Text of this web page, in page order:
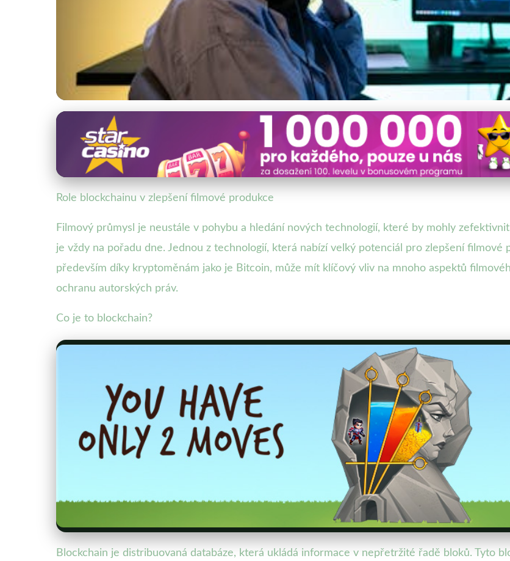
Blockchain a Kybernetická Bezpečnost
Blockchain revolucionalizuje filmový
Role blockchainu v zlepšení filmové produkce
Filmový průmysl je neustále v pohybu a hledání nových technologií, které by mohly
je vždy na pořadu dne. Jednou z technologií, která nabízí velký potenciál pro zlepšení filmové
především díky kryptoměnám jako je Bitcoin, může mít klíčový vliv na mnoho aspektů
ochranu autorských práv.
Co je to blockchain?
Blockchain je distribuovaná databáze, která ukládá informace v nepřetržité řadě bloků. Tyto